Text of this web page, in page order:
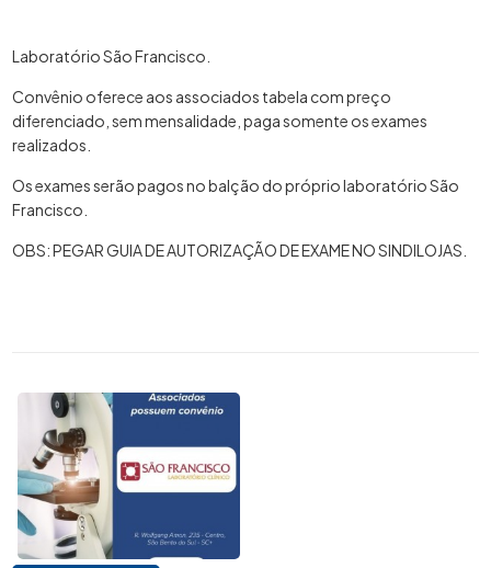
Laboratório São Francisco.
Convênio oferece aos associados tabela com preço
diferenciado, sem mensalidade, paga somente os exames
realizados.
Os exames serão pagos no balção do próprio laboratório São
Francisco.
OBS: PEGAR GUIA DE AUTORIZAÇÃO DE EXAME NO SINDILOJAS.